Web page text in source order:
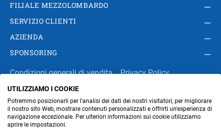
FILIALE MEZZOLOMBARDO
SERVIZIO CLIENTI
AZIENDA
SPONSORING
Condizioni generali di vendita
Privacy Policy
Impressum
Modifica impostazioni dei cookie
Amministrazione
UTILIZZIAMO I COOKIE
Potremmo posizionarli per l'analisi dei dati dei nostri visitatori, per migliorare
il nostro sito Web, mostrare contenuti personalizzati e offrirti un'esperienza di
navigazione eccezionale. Per ulteriori informazioni sui cookie utilizziamo
aprire le impostazioni.